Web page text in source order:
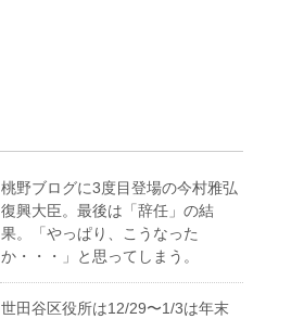
桃野ブログに3度目登場の今村雅弘
復興大臣。最後は「辞任」の結
果。「やっぱり、こうなった
か・・・」と思ってしまう。
世田谷区役所は12/29〜1/3は年末